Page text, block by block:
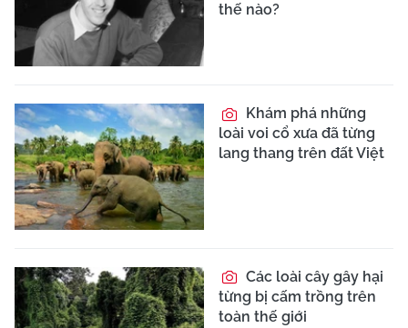
thế nào?
Khám phá những
loài voi cổ xưa đã từng
lang thang trên đất Việt
Các loài cây gây hại
từng bị cấm trồng trên
toàn thế giới